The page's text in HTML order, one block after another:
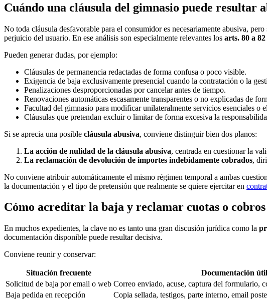
Cuándo una cláusula del gimnasio puede resultar
No toda cláusula desfavorable para el consumidor es necesariamente abusiva,
perjuicio del usuario. En ese análisis son especialmente relevantes los arts. 80 a
Pueden generar dudas, por ejemplo:
Cláusulas de permanencia redactadas de forma confusa o poco visible.
Exigencia de baja exclusivamente presencial cuando la contratación o la
Penalizaciones desproporcionadas por cancelar antes de tiempo.
Renovaciones automáticas escasamente transparentes o no explicadas de
Facultad del gimnasio para modificar unilateralmente servicios esenciales o
Cláusulas que pretendan excluir o limitar de forma excesiva la
Si se aprecia una posible cláusula abusiva, conviene distinguir bien dos planos:
La acción de nulidad de la cláusula abusiva, centrada en cuestionar la
La reclamación de devolución de importes indebidamente cobrados,
No conviene atribuir automáticamente el mismo régimen temporal a ambas
la documentación y el tipo de pretensión que realmente se quiere ejercitar en
Cómo acreditar la baja y reclamar cuotas o
En muchos expedientes, la clave no es tanto una gran discusión jurídica como la
documentación disponible puede resultar decisiva.
Conviene reunir y conservar:
Situación frecuente Documentación útil
Solicitud de baja por email o web Correo enviado, acuse, captura del formulario,
Baja pedida en recepción
Copia sellada, testigos, parte interno, email